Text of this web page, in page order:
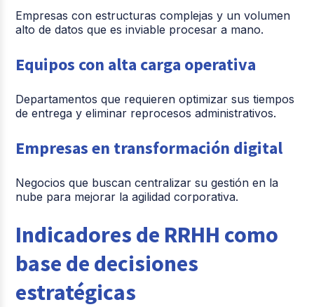
Empresas con estructuras complejas y un volumen
alto de datos que es inviable procesar a mano.
Equipos con alta carga operativa
Departamentos que requieren optimizar sus tiempos
de entrega y eliminar reprocesos administrativos.
Empresas en transformación digital
Negocios que buscan centralizar su gestión en la
nube para mejorar la agilidad corporativa.
Indicadores de RRHH como
base de decisiones
estratégicas